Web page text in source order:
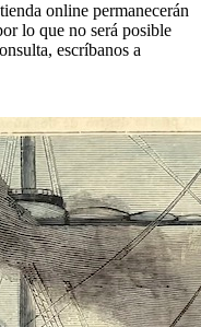
online permanecerán
lo que no será posible
escríbanos a